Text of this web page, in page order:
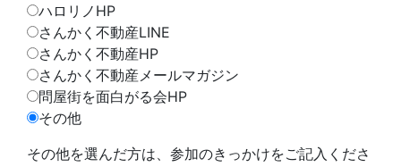
ハロリノHP
さんかく不動産LINE
さんかく不動産HP
さんかく不動産メールマガジン
問屋街を面白がる会HP
その他
その他を選んだ方は、参加のきっかけをご記入くださ